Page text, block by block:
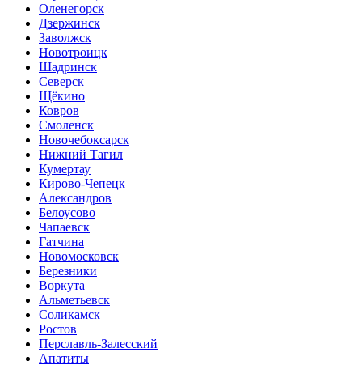
Оленегорск
Дзержинск
Заволжск
Новотроицк
Шадринск
Северск
Щёкино
Ковров
Смоленск
Новочебоксарск
Нижний Тагил
Кумертау
Кирово-Чепецк
Александров
Белоусово
Чапаевск
Гатчина
Новомосковск
Березники
Воркута
Альметьевск
Соликамск
Ростов
Перславль-Залесский
Апатиты